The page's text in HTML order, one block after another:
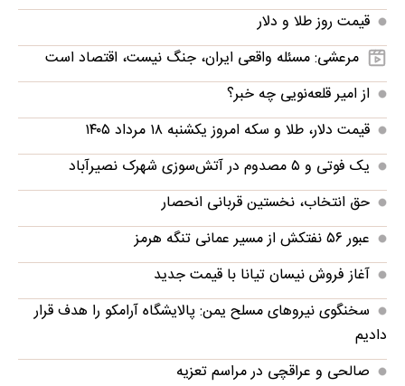
قیمت روز طلا و دلار
مرعشی: مسئله واقعی ایران، جنگ نیست، اقتصاد است
از امیر قلعه‌نویی چه خبر؟
قیمت دلار، طلا و سکه امروز یکشنبه ۱۸ مرداد ۱۴۰۵
‌یک فوتی و ۵ مصدوم در آتش‌سوزی شهرک نصیرآباد
حق انتخاب، نخستین قربانی انحصار
عبور ۵۶ نفتکش از مسیر عمانی تنگه هرمز
آغاز فروش نیسان تیانا با قیمت جدید
سخنگوی نیروهای مسلح یمن: پالایشگاه آرامکو را هدف قرار
دادیم
صالحی و عراقچی در مراسم تعزیه